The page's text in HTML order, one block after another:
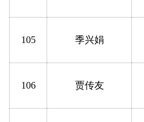
105 季兴娟
106 贾传友